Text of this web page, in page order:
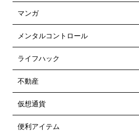
マンガ
メンタルコントロール
ライフハック
不動産
仮想通貨
便利アイテム